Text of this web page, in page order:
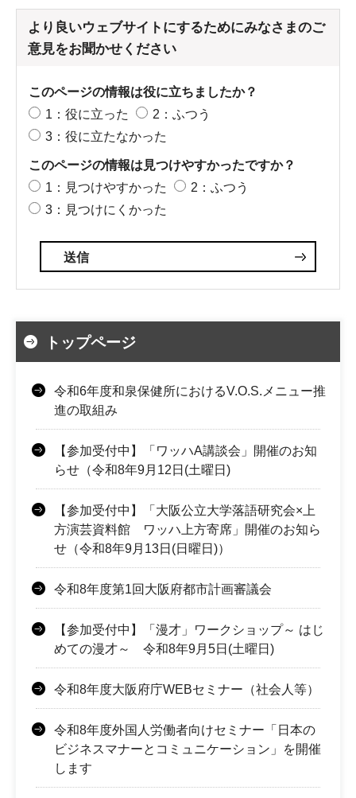
より良いウェブサイトにするためにみなさまのご
意見をお聞かせください
このページの情報は役に立ちましたか？
1：役に立った
2：ふつう
3：役に立たなかった
このページの情報は見つけやすかったですか？
1：見つけやすかった
2：ふつう
3：見つけにくかった
トップページ
令和6年度和泉保健所におけるV.O.S.メニュー推
進の取組み
【参加受付中】「ワッハA講談会」開催のお知
らせ（令和8年9月12日(土曜日)
【参加受付中】「大阪公立大学落語研究会×上
方演芸資料館 ワッハ上方寄席」開催のお知ら
せ（令和8年9月13日(日曜日)）
令和8年度第1回大阪府都市計画審議会
【参加受付中】「漫才」ワークショップ～ はじ
めての漫才～ 令和8年9月5日(土曜日)
令和8年度大阪府庁WEBセミナー（社会人等）
令和8年度外国人労働者向けセミナー「日本の
ビジネスマナーとコミュニケーション」を開催
します